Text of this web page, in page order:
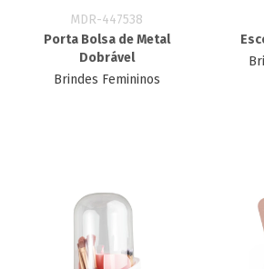
MDR-447538
Porta Bolsa de Metal
Dobrável
Brindes Femininos